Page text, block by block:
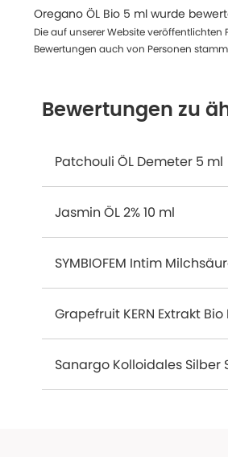
Oregano ÖL Bio 5 ml wurde
Die auf unserer Website
Bewertungen auch von Personen
Bewertungen zu
Patchouli ÖL Demeter 5 ml
Jasmin ÖL 2% 10 ml
SYMBIOFEM Intim
Grapefruit KERN Extrakt Bio
Sanargo Kolloidales Silber